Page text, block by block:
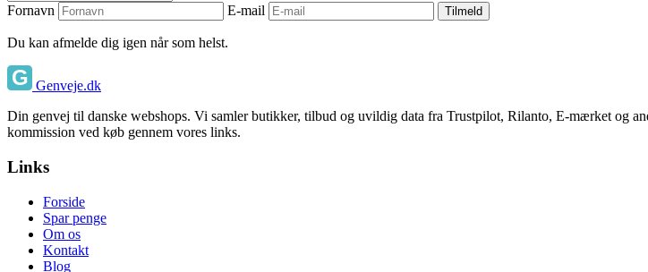
Fornavn E-mail Tilmeld
Du kan afmelde dig igen når som helst.
Genveje.dk
Din genvej til danske webshops. Vi samler butikker, tilbud og uvildig data fra Trustpilot, Rilanto, E-mærket og
kommission ved køb gennem vores links.
Links
Forside
Spar penge
Om os
Kontakt
Blog